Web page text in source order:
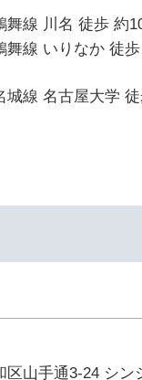
舞線 川名 徒歩 約
舞線 いりなか 徒
城線 名古屋大学
区山手通3-24 シン